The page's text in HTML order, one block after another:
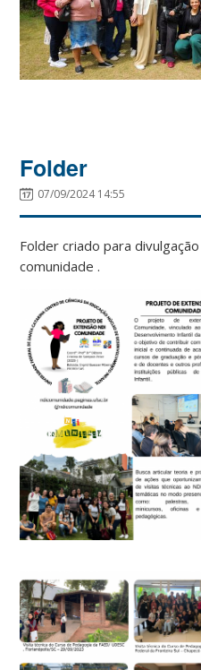
Folder
07/09/2024 14:55
Folder criado para
comunidade .